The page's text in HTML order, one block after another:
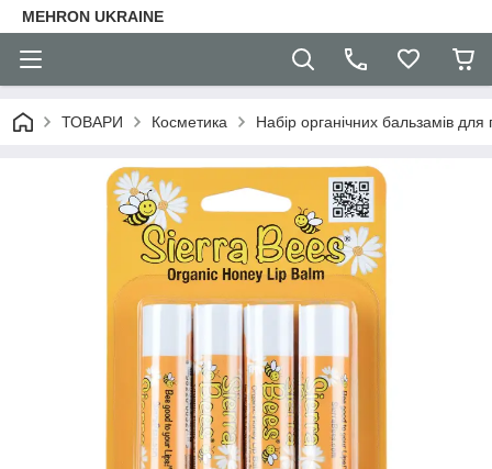
MEHRON UKRAINE
ТОВАРИ Косметика Набір органічних бальзамів